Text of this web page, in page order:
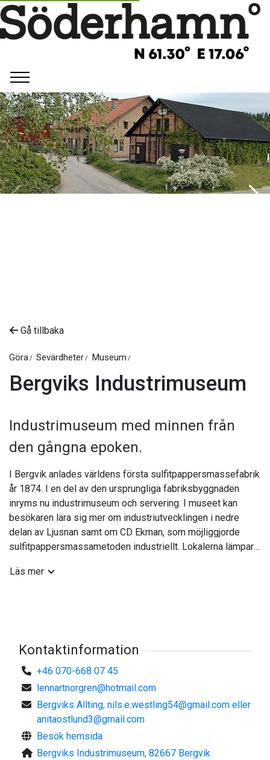
Gå tillbaka
Göra Sevärdheter Museum
Bergviks Industrimuseum
Industrimuseum med minnen från
den gångna epoken.
I Bergvik anlades världens första sulfitpappersmassefabrik
år 1874. I en del av den ursprungliga fabriksbyggnaden
inryms nu industrimuseum och servering. I museet kan
besökaren lära sig mer om industriutvecklingen i nedre
delan av Ljusnan samt om CD Ekman, som möjliggjorde
sulfitpappersmassametoden industriellt. Lokalerna lämpar
sammanträden.
Läs mer
Kontaktinformation
+46 070-668 07 45
lennartnorgren@hotmail.com
Bergviks Allting, nils.e.westling54@gmail.com eller
anitaostlund3@gmail.com
Besök hemsida
Bergviks Industrimuseum, 82667 Bergvik